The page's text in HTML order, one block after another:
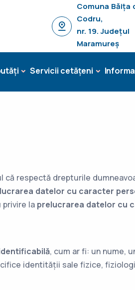
Comuna Băița
Codru,
nr. 19. Județul
Maramureș
Servicii cetățeni
că respectă drepturile
datelor cu caracter
privire la prelucrarea datelor cu
, cum ar fi: un nume,
identității sale fizice,